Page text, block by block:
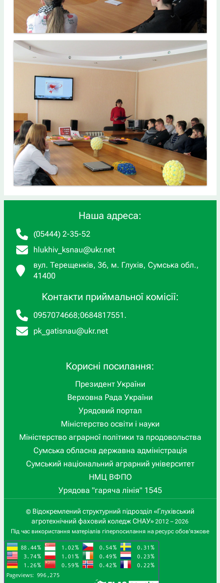
Наша адреса:
(05444) 2-35-52
hlukhiv_ksnau@ukr.net
вул. Терещенків, 36, м. Глухів, Сумська обл.,
41400
Контакти приймальної комісії:
0957074668;0684817551 .
pk_gatisnau@ukr.net
Корисні посилання:
Президент України
Верховна Рада України
Урядовий портал
Міністерство освіти і науки
Міністерство аграрної політики та продовольства
Сумська обласна державна адміністрація
Сумський національний аграрний університет
НМЦ ВФПО
Урядова "гаряча лінія" 1545
© Відокремлений структурний підрозділ «Глухівський
агротехнічний фаховий коледж СНАУ» 2012 – 2026
Під час використання матеріалів гіперпосилання на ресурс обов'язкове